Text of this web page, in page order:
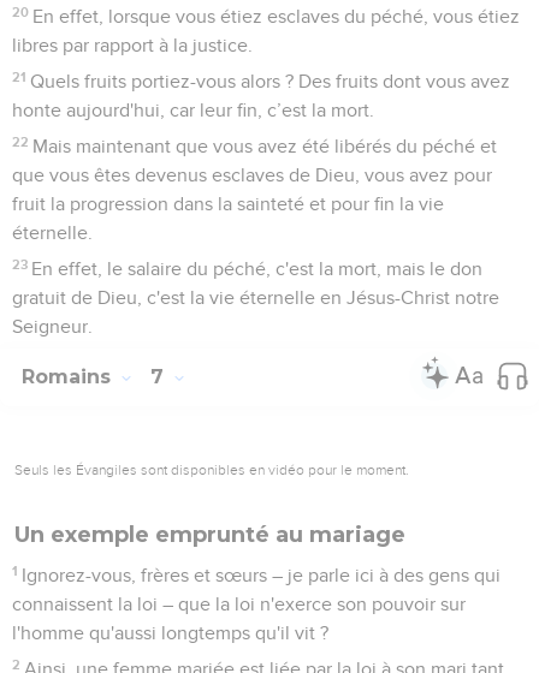
20 En effet, lorsque vous étiez esclaves du péché, vous étiez
libres par rapport à la justice.
21 Quels fruits portiez-vous alors ? Des fruits dont vous avez
honte aujourd'hui, car leur fin, c’est la mort.
22 Mais maintenant que vous avez été libérés du péché et
que vous êtes devenus esclaves de Dieu, vous avez pour
fruit la progression dans la sainteté et pour fin la vie
éternelle.
23 En effet, le salaire du péché, c'est la mort, mais le don
gratuit de Dieu, c'est la vie éternelle en Jésus-Christ notre
Seigneur.
Romains 7
Seuls les Évangiles sont disponibles en vidéo pour le moment.
Un exemple emprunté au mariage
1 Ignorez-vous, frères et sœurs – je parle ici à des gens qui
connaissent la loi – que la loi n'exerce son pouvoir sur
l'homme qu'aussi longtemps qu'il vit ?
2 Ainsi, une femme mariée est liée par la loi à son mari tant